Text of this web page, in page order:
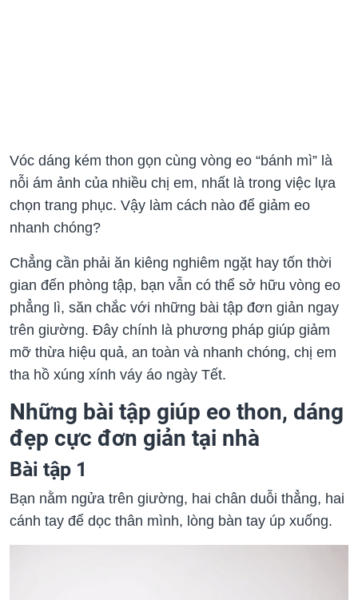
Vóc dáng kém thon gọn cùng vòng eo “bánh mì” là
nỗi ám ảnh của nhiều chị em, nhất là trong việc lựa
chọn trang phục. Vậy làm cách nào để giảm eo
nhanh chóng?
Chẳng cần phải ăn kiêng nghiêm ngặt hay tốn thời
gian đến phòng tập, bạn vẫn có thể sở hữu vòng eo
phẳng lì, săn chắc với những bài tập đơn giản ngay
trên giường. Đây chính là phương pháp giúp giảm
mỡ thừa hiệu quả, an toàn và nhanh chóng, chị em
tha hồ xúng xính váy áo ngày Tết.
Những bài tập giúp eo thon, dáng
đẹp cực đơn giản tại nhà
Bài tập 1
Bạn nằm ngửa trên giường, hai chân duỗi thẳng, hai
cánh tay để dọc thân mình, lòng bàn tay úp xuống.